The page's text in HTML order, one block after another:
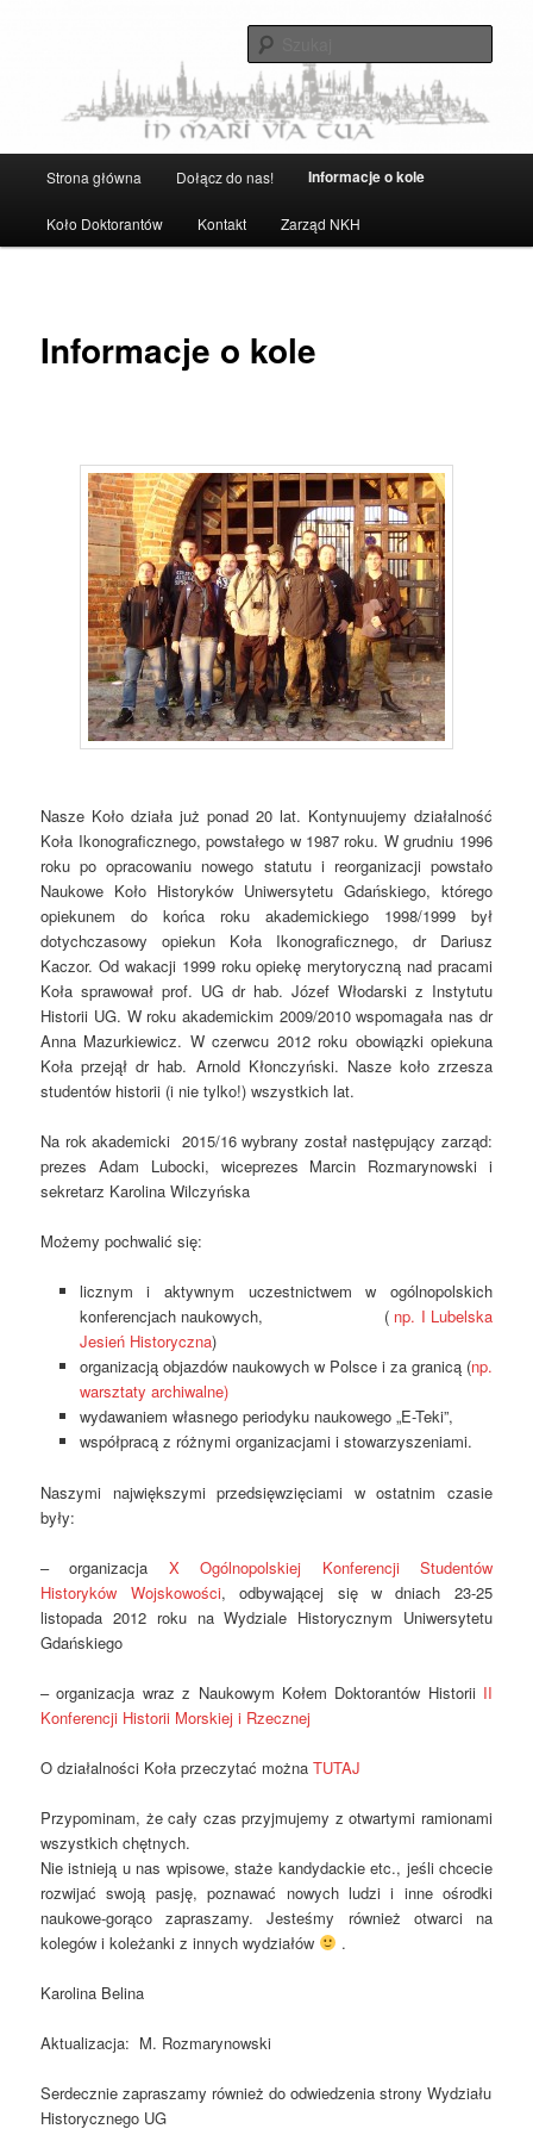
Naukowe Koło Historyków UG
Strona główna Dołącz do nas! Informacje o kole
Koło Doktorantów Kontakt Zarząd NKH
Informacje o kole
Nasze Koło działa już ponad 20 lat. Kontynuujemy działalność
Koła Ikonograficznego, powstałego w 1987 roku. W grudniu 1996
roku po opracowaniu nowego statutu i reorganizacji powstało
Naukowe Koło Historyków Uniwersytetu Gdańskiego, którego
opiekunem do końca roku akademickiego 1998/1999 był
dotychczasowy opiekun Koła Ikonograficznego, dr Dariusz
Kaczor. Od wakacji 1999 roku opiekę merytoryczną nad pracami
Koła sprawował prof. UG dr hab. Józef Włodarski z Instytutu
Historii UG. W roku akademickim 2009/2010 wspomagała nas dr
Anna Mazurkiewicz. W czerwcu 2012 roku obowiązki opiekuna
Koła przejął dr hab. Arnold Kłonczyński. Nasze koło zrzesza
studentów historii (i nie tylko!) wszystkich lat.
Na rok akademicki 2015/16 wybrany został następujący zarząd:
prezes Adam Lubocki, wiceprezes Marcin Rozmarynowski i
sekretarz Karolina Wilczyńska
Możemy pochwalić się:
licznym i aktywnym uczestnictwem w ogólnopolskich
konferencjach naukowych, ( np. I Lubelska
Jesień Historyczna)
organizacją objazdów naukowych w Polsce i za granicą (np.
warsztaty archiwalne)
wydawaniem własnego periodyku naukowego „E-Teki”,
współpracą z różnymi organizacjami i stowarzyszeniami.
Naszymi największymi przedsięwzięciami w ostatnim czasie
były:
– organizacja X Ogólnopolskiej Konferencji Studentów
Historyków Wojskowości, odbywającej się w dniach 23-25
listopada 2012 roku na Wydziale Historycznym Uniwersytetu
Gdańskiego
– organizacja wraz z Naukowym Kołem Doktorantów HistoriiII
Konferencji Historii Morskiej i Rzecznej
O działalności Koła przeczytać możnaTUTAJ
Przypominam, że cały czas przyjmujemy z otwartymi ramionami
wszystkich chętnych.
Nie istnieją u nas wpisowe, staże kandydackie etc., jeśli chcecie
rozwijać swoją pasję, poznawać nowych ludzi i inne ośrodki
naukowe-gorąco zapraszamy. Jesteśmy również otwarci na
kolegów i koleżanki z innych wydziałów
.
Karolina Belina
Aktualizacja: M. Rozmarynowski
Serdecznie zapraszamy również do odwiedzenia strony Wydziału
Historycznego UG